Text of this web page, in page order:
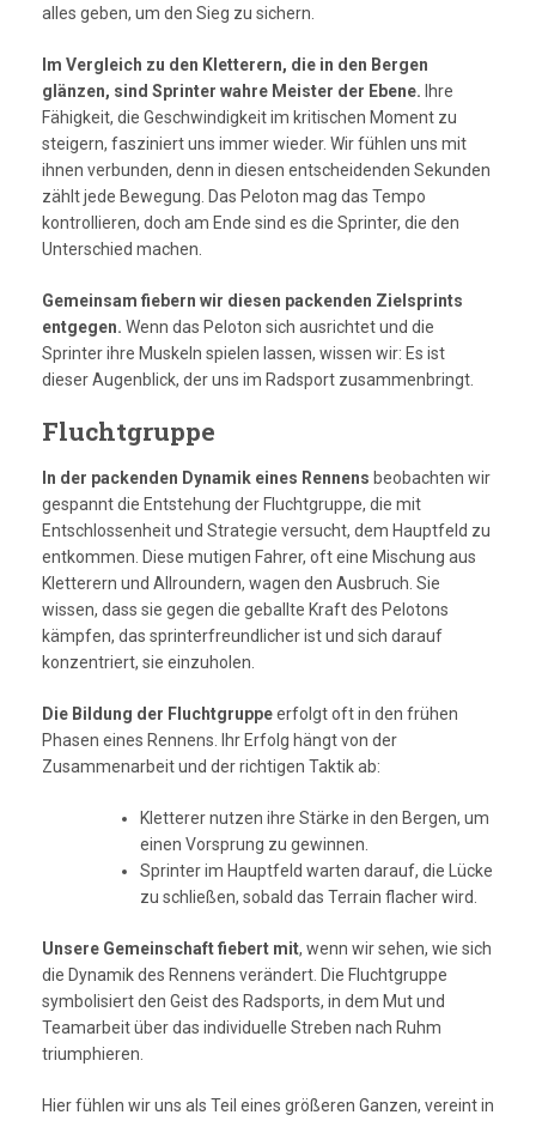
alles geben, um den Sieg zu sichern.
Im Vergleich zu den Kletterern, die in den Bergen
glänzen, sind Sprinter wahre Meister der Ebene. Ihre
Fähigkeit, die Geschwindigkeit im kritischen Moment zu
steigern, fasziniert uns immer wieder. Wir fühlen uns mit
ihnen verbunden, denn in diesen entscheidenden Sekunden
zählt jede Bewegung. Das Peloton mag das Tempo
kontrollieren, doch am Ende sind es die Sprinter, die den
Unterschied machen.
Gemeinsam fiebern wir diesen packenden Zielsprints
entgegen. Wenn das Peloton sich ausrichtet und die
Sprinter ihre Muskeln spielen lassen, wissen wir: Es ist
dieser Augenblick, der uns im Radsport zusammenbringt.
Fluchtgruppe
In der packenden Dynamik eines Rennens beobachten wir
gespannt die Entstehung der Fluchtgruppe, die mit
Entschlossenheit und Strategie versucht, dem Hauptfeld zu
entkommen. Diese mutigen Fahrer, oft eine Mischung aus
Kletterern und Allroundern, wagen den Ausbruch. Sie
wissen, dass sie gegen die geballte Kraft des Pelotons
kämpfen, das sprinterfreundlicher ist und sich darauf
konzentriert, sie einzuholen.
Die Bildung der Fluchtgruppeerfolgt oft in den frühen
Phasen eines Rennens. Ihr Erfolg hängt von der
Zusammenarbeit und der richtigen Taktik ab:
Kletterer nutzen ihre Stärke in den Bergen, um
einen Vorsprung zu gewinnen.
Sprinter im Hauptfeld warten darauf, die Lücke
zu schließen, sobald das Terrain flacher wird.
Unsere Gemeinschaft fiebert mit, wenn wir sehen, wie sich
die Dynamik des Rennens verändert. Die Fluchtgruppe
symbolisiert den Geist des Radsports, in dem Mut und
Teamarbeit über das individuelle Streben nach Ruhm
triumphieren.
Hier fühlen wir uns als Teil eines größeren Ganzen, vereint in